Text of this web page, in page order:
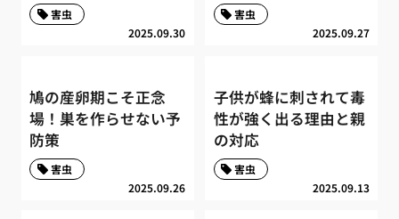
2025.09.30
害虫
2025.09.27
害虫
鳩の産卵期こそ正念
場！巣を作らせない予
防策
2025.09.26
害虫
子供が蜂に刺されて毒
性が強く出る理由と親
の対応
2025.09.13
害虫